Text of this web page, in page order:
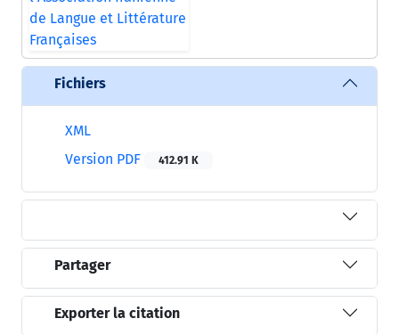
Fichiers
XML
Version PDF
412.91 K
Partager
Exporter la citation